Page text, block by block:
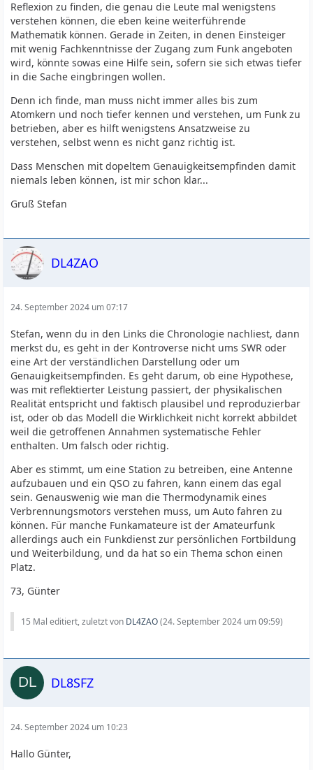
Reflexion zu finden, die genau die Leute mal wenigstens
verstehen können, die eben keine weiterführende
Mathematik können. Gerade in Zeiten, in denen Einsteiger
mit wenig Fachkenntnisse der Zugang zum Funk angeboten
wird, könnte sowas eine Hilfe sein, sofern sie sich etwas tiefer
in die Sache eingbringen wollen.
Denn ich finde, man muss nicht immer alles bis zum
Atomkern und noch tiefer kennen und verstehen, um Funk zu
betrieben, aber es hilft wenigstens Ansatzweise zu
verstehen, selbst wenn es nicht ganz richtig ist.
Dass Menschen mit dopeltem Genauigkeitsempfinden damit
niemals leben können, ist mir schon klar...
Gruß Stefan
DL4ZAO
24. September 2024 um 07:17
Stefan, wenn du in den Links die Chronologie nachliest, dann
merkst du, es geht in der Kontroverse nicht ums SWR oder
eine Art der verständlichen Darstellung oder um
Genauigkeitsempfinden. Es geht darum, ob eine Hypothese,
was mit reflektierter Leistung passiert, der physikalischen
Realität entspricht und faktisch plausibel und reproduzierbar
ist, oder ob das Modell die Wirklichkeit nicht korrekt abbildet
weil die getroffenen Annahmen systematische Fehler
enthalten. Um falsch oder richtig.
Aber es stimmt, um eine Station zu betreiben, eine Antenne
aufzubauen und ein QSO zu fahren, kann einem das egal
sein. Genauswenig wie man die Thermodynamik eines
Verbrennungsmotors verstehen muss, um Auto fahren zu
können. Für manche Funkamateure ist der Amateurfunk
allerdings auch ein Funkdienst zur persönlichen Fortbildung
und Weiterbildung, und da hat so ein Thema schon einen
Platz.
73, Günter
15 Mal editiert, zuletzt von DL4ZAO(24. September 2024 um 09:59)
DL8SFZ
24. September 2024 um 10:23
Hallo Günter,